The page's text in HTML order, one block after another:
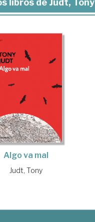
libros de Judt, Tony
Algo va mal
Judt, Tony